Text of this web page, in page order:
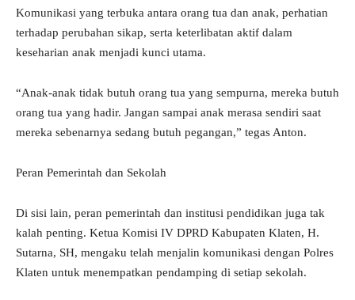
Komunikasi yang terbuka antara orang tua dan anak, perhatian
terhadap perubahan sikap, serta keterlibatan aktif dalam
keseharian anak menjadi kunci utama.
“Anak-anak tidak butuh orang tua yang sempurna, mereka butuh
orang tua yang hadir. Jangan sampai anak merasa sendiri saat
mereka sebenarnya sedang butuh pegangan,” tegas Anton.
Peran Pemerintah dan Sekolah
Di sisi lain, peran pemerintah dan institusi pendidikan juga tak
kalah penting. Ketua Komisi IV DPRD Kabupaten Klaten, H.
Sutarna, SH, mengaku telah menjalin komunikasi dengan Polres
Klaten untuk menempatkan pendamping di setiap sekolah.